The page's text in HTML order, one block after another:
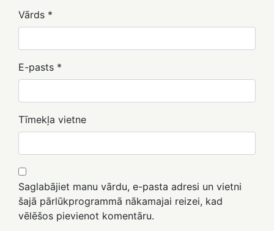
Vārds *
E-pasts *
Tīmekļa vietne
Saglabājiet manu vārdu, e-pasta adresi un vietni
šajā pārlūkprogrammā nākamajai reizei, kad
vēlēšos pievienot komentāru.